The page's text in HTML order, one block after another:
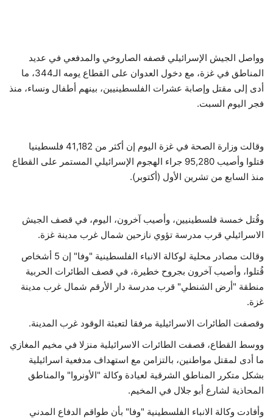
وواصل الجيش الإسرائيلي قصفه الصاروخي والمدفعي في عديد
المناطق في غزة، مع دخول العدوان على القطاع يومه الـ344، ما
أدى إلى مقتل وإصابة عشرات الفلسطينيين، بينهم أطفال ونساء، منذ
فجر اليوم السبت.
وقالت وزارة الصحة في غزة اليوم إن أكثر من 41,182 فلسطينيا
قتلوا وأصيب 95,280 جراء الهجوم الإسرائيلي المستمر على القطاع
منذ السابع من تشرين الأول (أكتوبر).
وقُتل خمسة فلسطينيين، وأصيب آخرون، اليوم، في قصف الجيش
الاسرائيلي قرب مدرسة تؤوي نازحين شمال غرب مدينة غزة.
وقالت مصادر محلية لوكالة الانباء الفلسطينية "وفا" إن 5 أشخاص
قُتلوا، وأصيب آخرون بجروح خطيرة، في قصف الطائرات الحربية
منطقة "أرض الشنطي" قرب مدرسة دار الأرقم شمال غرب مدينة
غزة.
وقصفت الطائرات الاسرائيلية مرفقا لتعبئة الوقود غرب المدينة.
ووسط القطاع، قصفت الطائرات الاسرائيلية منزلا في مخيم المغازي
ما أدى لمقتل مواطنين، بالتزامن مع استهداف مدفعية اسرائيلية
بشكل متكرر المناطق الشرقية لعيادة وكالة "الأونروا" والمناطق
المحاذية لشارع أبو جلال في المخيم.
وأفادت وكالة الانباء الفلسطينية "وفا" بأن طواقم الدفاع المدني